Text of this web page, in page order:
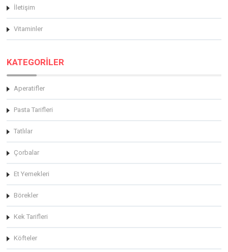
İletişim
Vitaminler
KATEGORİLER
Aperatifler
Pasta Tarifleri
Tatlılar
Çorbalar
Et Yemekleri
Börekler
Kek Tarifleri
Köfteler